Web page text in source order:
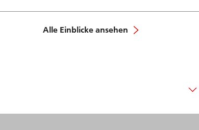
Alle Einblicke ansehen